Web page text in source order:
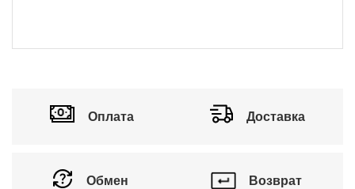
Оплата Доставка
Обмен Возврат